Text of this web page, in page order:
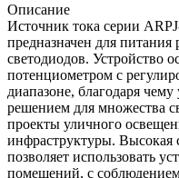
Описание
Источник тока серии
предназначен для
светодиодов. Устройство
потенциометром с
диапазоне, благодаря
решением для множества
проекты уличного
инфраструктуры. Высокая
позволяет использовать
помещений, с